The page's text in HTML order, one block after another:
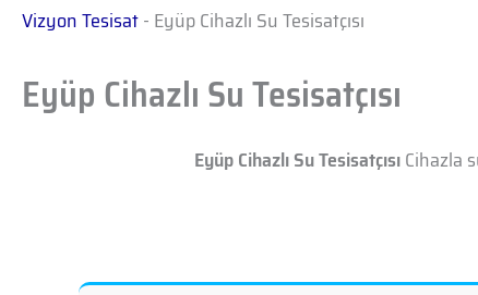
Vizyon Tesisat- Eyüp Cihazlı Su Tesisatçısı
Eyüp Cihazlı Su Tesisatçısı
Eyüp Cihazlı Su TesisatçısıCihazla